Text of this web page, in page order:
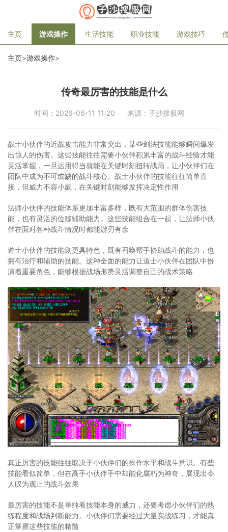
主页 游戏操作 生活技能 职业技能 游戏技巧
主页>游戏操作>
传奇最厉害的技能是什么
时间：2026-06-11 11:20 来源：子沙搜服网
战士小伙伴的近战攻击能力非常突出，某些剑法技能能够瞬间爆发
出惊人的伤害。这些技能往往需要小伙伴积累丰富的战斗经验才能
灵活掌握，一旦运用得当就能在关键时刻扭转战局，让小伙伴们在
团队中成为不可或缺的战斗核心。战士小伙伴的技能往往简单直
接，但威力不容小觑，在关键时刻能够发挥决定性作用
法师小伙伴的技能体系更加丰富多样，既有大范围的群体伤害技
能，也有灵活的位移辅助能力。这些技能组合在一起，让法师小伙
伴在面对各种战斗情况时都能游刃有余
道士小伙伴的技能则更具特色，既有召唤帮手协助战斗的能力，也
拥有治疗和辅助的技能。这种全面的能力让道士小伙伴在团队中扮
演着重要角色，能够根据战场形势灵活调整自己的战术策略
真正厉害的技能往往取决于小伙伴们的操作水平和战斗意识。有些
技能看似简单，但在高手小伙伴手中却能化腐朽为神奇，展现出令
人叹为观止的战斗效果
最厉害的技能不是单纯看技能本身的威力，还要考虑小伙伴们的熟
练程度和战场判断能力。小伙伴们需要经过大量实战练习，才能真
正掌握这些技能的精髓